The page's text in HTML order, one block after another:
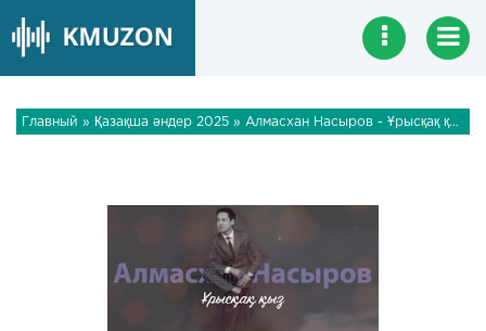
Главный » Қазақша әндер 2025 » Алмасхан Насыров - Ұрысқақ қыз